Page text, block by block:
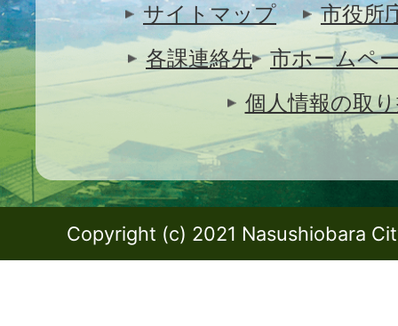
サイトマップ
市役所
各課連絡先
市ホームペ
個人情報の取
Copyright (c) 2021 Nasushiobara